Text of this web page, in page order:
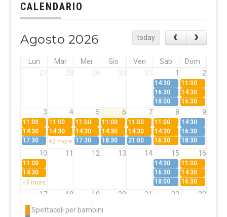
CALENDARIO
Agosto 2026 today
Lun Mar Mer Gio Ven Sab
Dom
27
28 29 30 31 1 2
14:30
11:00
16:30
14:30
18:00
16:30
3 4 5 6 7 8 9
11:00 11:00 11:00 11:00 11:00 11:00
14:30
14:30
14:30 14:30 14:30 14:30 14:30
16:30
17:30
+2 more 17:30 18:30 21:00 16:30 18:30
10 11 12 13 14 15 16
11:00 14:30
11:00
14:30
16:30
14:30
+3 more
18:00 16:30
17 18 19 20 21 22 23
11:00
14:30
14:30 14:30 14:30
Spettacoli per bambini